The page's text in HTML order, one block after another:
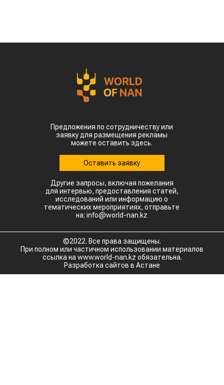
Предложения по сотрудничеству или
заявку для размещения рекламы
можете оставить здесь.
Оставить заявку
Другие запросы, включая пожелания
для интервью, предоставления статей,
исследований или информацию о
тематических мероприятиях, отправьте
на: info@world-nan.kz
©2022. Все права защищены.
При полном или частичном использовании материалов
ссылка на www.world-nan.kz обязательна.
Разработка сайтов в Астане